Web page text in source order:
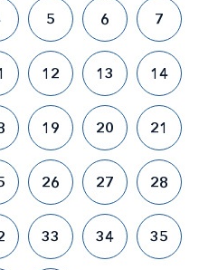
5 6 7
12 13 14
19 20 21
26 27 28
33 34 35